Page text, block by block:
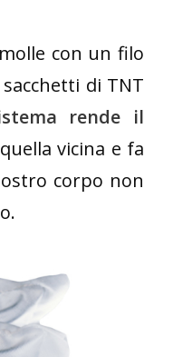
con un filo
di TNT
rende il
vicina e fa
corpo non